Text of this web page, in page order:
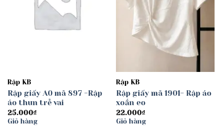
Rập KB
Rập giấy A0 mã 897 -Rập
áo thun trễ vai
25.000₫
Giỏ hàng
Rập KB
Rập giấy mã 1901- Rập áo
xoắn eo
22.000₫
Giỏ hàng